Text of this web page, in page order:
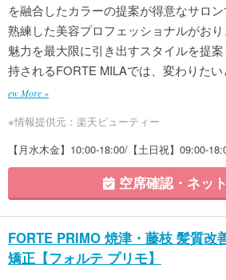
を融合したカラーの提案が得意なサロ
熟練した美容プロフェッショナルがお
魅力を最大限に引き出すスタイルを提
持されるFORTE MILAでは、変わりた
ew More »
※情報提供元：楽天ビューティー
【月水木金】10:00-18:00/【土日祝】09:00-
空席確認・ネッ
FORTE PRIMO 焼津・藤枝 髪質改
矯正【フォルテ プリモ】